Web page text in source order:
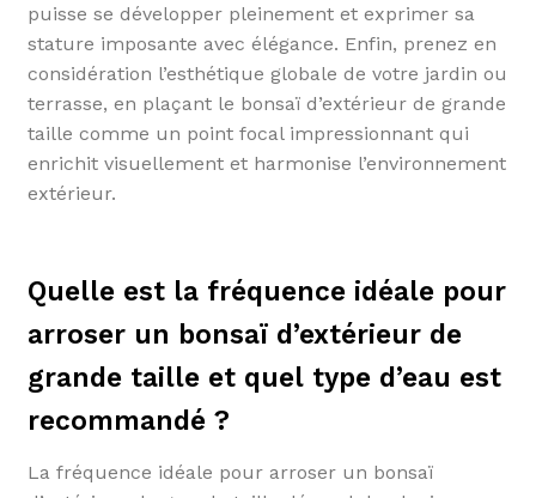
puisse se développer pleinement et exprimer sa
stature imposante avec élégance. Enfin, prenez en
considération l’esthétique globale de votre jardin ou
terrasse, en plaçant le bonsaï d’extérieur de grande
taille comme un point focal impressionnant qui
enrichit visuellement et harmonise l’environnement
extérieur.
Quelle est la fréquence idéale pour
arroser un bonsaï d’extérieur de
grande taille et quel type d’eau est
recommandé ?
La fréquence idéale pour arroser un bonsaï